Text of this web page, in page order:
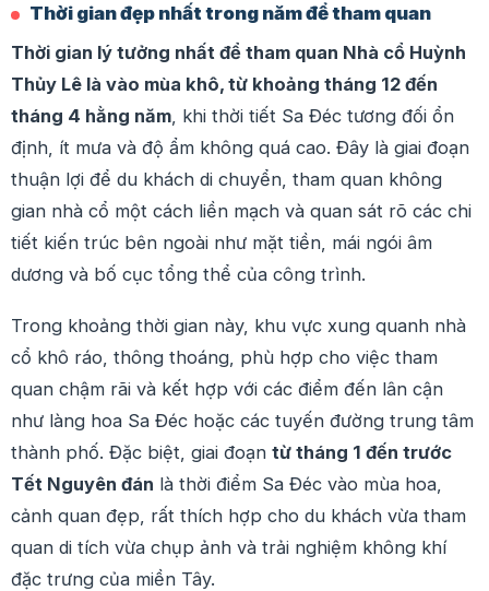
Thời gian đẹp nhất trong năm để tham quan
Thời gian lý tưởng nhất để tham quan Nhà cổ Huỳnh
Thủy Lê là vào mùa khô, từ khoảng tháng 12 đến
tháng 4 hằng năm , khi thời tiết Sa Đéc tương đối ổn
định, ít mưa và độ ẩm không quá cao. Đây là giai đoạn
thuận lợi để du khách di chuyển, tham quan không
gian nhà cổ một cách liền mạch và quan sát rõ các chi
tiết kiến trúc bên ngoài như mặt tiền, mái ngói âm
dương và bố cục tổng thể của công trình.
Trong khoảng thời gian này, khu vực xung quanh nhà
cổ khô ráo, thông thoáng, phù hợp cho việc tham
quan chậm rãi và kết hợp với các điểm đến lân cận
như làng hoa Sa Đéc hoặc các tuyến đường trung tâm
thành phố. Đặc biệt, giai đoạn từ tháng 1 đến trước
Tết Nguyên đán là thời điểm Sa Đéc vào mùa hoa,
cảnh quan đẹp, rất thích hợp cho du khách vừa tham
quan di tích vừa chụp ảnh và trải nghiệm không khí
đặc trưng của miền Tây.